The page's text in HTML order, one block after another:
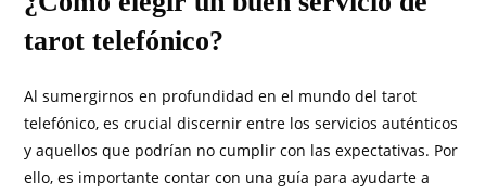
tarot telefónico?
Al sumergirnos en profundidad en el mundo del tarot
telefónico, es crucial discernir entre los servicios auténticos
y aquellos que podrían no cumplir con las expectativas. Por
ello, es importante contar con una guía para ayudarte a